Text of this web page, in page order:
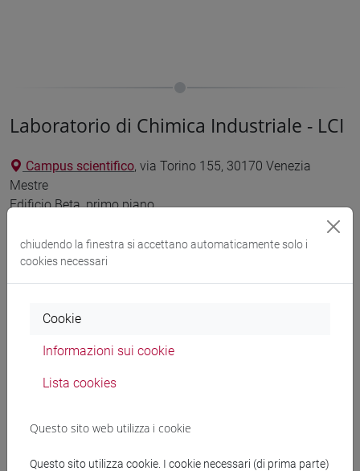
Laboratorio di Chimica Industriale - LCI
Campus scientifico, via Torino 155, 30170 Venezia
Mestre
Edificio Beta, primo piano
Capienza:67 persone
Stefano Paganelli
Strumentazione
chiudendo la finestra si accettano automaticamente solo i
cookies necessari
Cookie
Informazioni sui cookie
Lista cookies
Questo sito web utilizza i cookie
Questo sito utilizza cookie. I cookie necessari (di prima parte)